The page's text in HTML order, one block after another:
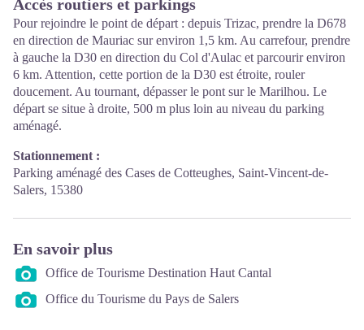
Accès routiers et parkings
Pour rejoindre le point de départ : depuis Trizac, prendre la D678
en direction de Mauriac sur environ 1,5 km. Au carrefour, prendre
à gauche la D30 en direction du Col d'Aulac et parcourir environ
6 km. Attention, cette portion de la D30 est étroite, rouler
doucement. Au tournant, dépasser le pont sur le Marilhou. Le
départ se situe à droite, 500 m plus loin au niveau du parking
aménagé.
Stationnement :
Parking aménagé des Cases de Cotteughes, Saint-Vincent-de-
Salers, 15380
En savoir plus
Office de Tourisme Destination Haut Cantal
Office du Tourisme du Pays de Salers